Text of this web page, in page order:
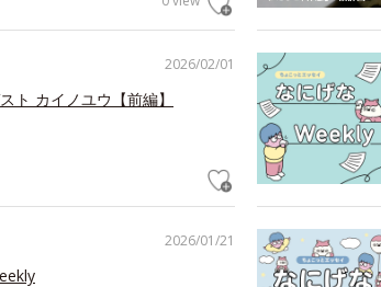
2026/02/01
ト カイノユウ【前編】
2026/01/21